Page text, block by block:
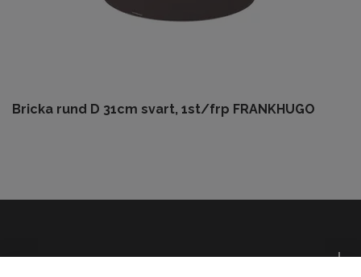
Bricka rund D 31cm svart, 1st/frp FRANKHUGO
Om oss